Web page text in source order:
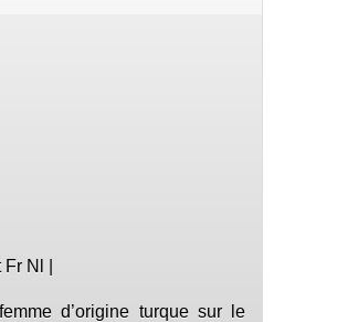
Fr Nl |
d’origine turque sur le